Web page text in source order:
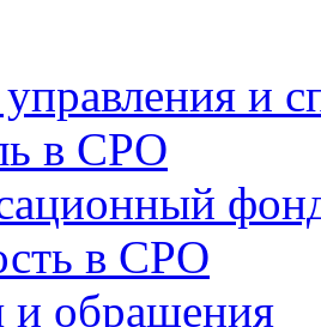
и
в СРО
в СРО
обращения